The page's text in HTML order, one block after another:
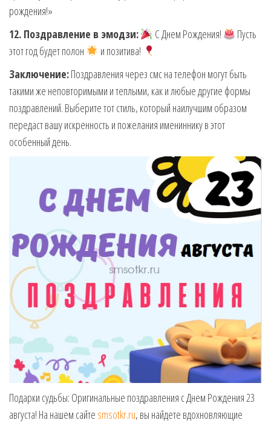
рождения!»
12. Поздравление в эмодзи:
С Днем Рождения!
Пусть
этот год будет полон
и позитива!
Заключение:Поздравления через смс на телефон могут быть
такими же неповторимыми и теплыми, как и любые другие формы
поздравлений. Выберите тот стиль, который наилучшим образом
передаст вашу искренность и пожелания имениннику в этот
особенный день.
Подарки судьбы: Оригинальные поздравления с Днем Рождения 23
августа! На нашем сайте smsotkr.ru, вы найдете вдохновляющие